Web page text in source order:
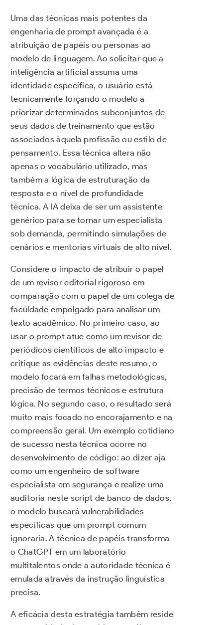
Uma das técnicas mais potentes da
engenharia de prompt avançada é a
atribuição de papéis ou personas ao
modelo de linguagem. Ao solicitar que a
inteligência artificial assuma uma
identidade específica, o usuário está
tecnicamente forçando o modelo a
priorizar determinados subconjuntos de
seus dados de treinamento que estão
associados àquela profissão ou estilo de
pensamento. Essa técnica altera não
apenas o vocabulário utilizado, mas
também a lógica de estruturação da
resposta e o nível de profundidade
técnica. A IA deixa de ser um assistente
genérico para se tornar um especialista
sob demanda, permitindo simulações de
cenários e mentorias virtuais de alto nível.
Considere o impacto de atribuir o papel
de um revisor editorial rigoroso em
comparação com o papel de um colega de
faculdade empolgado para analisar um
texto acadêmico. No primeiro caso, ao
usar o prompt atue como um revisor de
periódicos científicos de alto impacto e
critique as evidências deste resumo, o
modelo focará em falhas metodológicas,
precisão de termos técnicos e estrutura
lógica. No segundo caso, o resultado será
muito mais focado no encorajamento e na
compreensão geral. Um exemplo cotidiano
de sucesso nesta técnica ocorre no
desenvolvimento de código: ao dizer aja
como um engenheiro de software
especialista em segurança e realize uma
auditoria neste script de banco de dados,
o modelo buscará vulnerabilidades
específicas que um prompt comum
ignoraria. A técnica de papéis transforma
o ChatGPT em um laboratório
multitalentos onde a autoridade técnica é
emulada através da instrução linguística
precisa.
A eficácia desta estratégia também reside